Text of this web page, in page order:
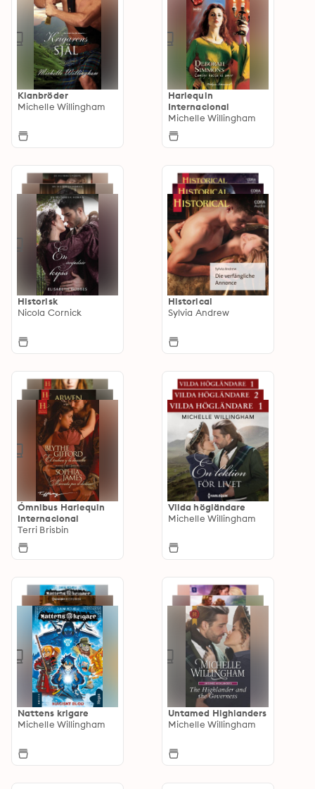
Klanbröder
Michelle Willingham
Harlequin
Internacional
Michelle Willingham
Historisk
Nicola Cornick
Historical
Sylvia Andrew
Ómnibus Harlequin
Internacional
Terri Brisbin
Vilda högländare
Michelle Willingham
Nattens krigare
Michelle Willingham
Untamed Highlanders
Michelle Willingham